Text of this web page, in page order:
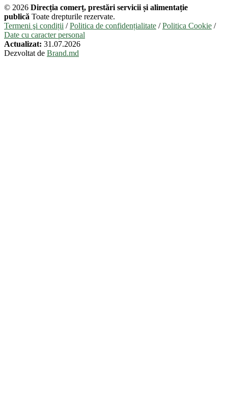
© 2026 Direcția comerț, prestări servicii și alimentație
publică Toate drepturile rezervate.
Termeni şi condiții /Politica de confidențialitate /Politica Cookie /
Date cu caracter personal
Actualizat: 31.07.2026
Dezvoltat de Brand.md